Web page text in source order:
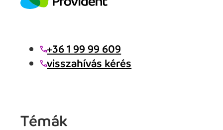
+36 1 99 99 609
visszahívás kérés
Témák